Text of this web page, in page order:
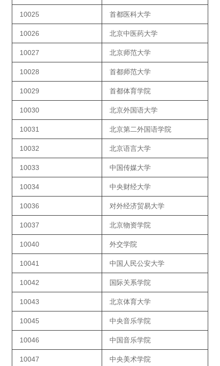
10025 首都医科大学
10026 北京中医药大学
10027 北京师范大学
10028 首都师范大学
10029 首都体育学院
10030 北京外国语大学
10031 北京第二外国语学院
10032 北京语言大学
10033 中国传媒大学
10034 中央财经大学
10036 对外经济贸易大学
10037 北京物资学院
10040 外交学院
10041 中国人民公安大学
10042 国际关系学院
10043 北京体育大学
10045 中央音乐学院
10046 中国音乐学院
10047 中央美术学院